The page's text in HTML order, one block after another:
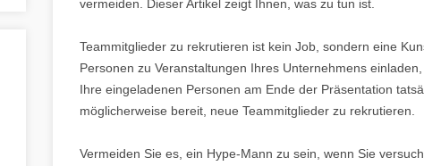
vermeiden. Dieser Artikel zeigt Ihnen, was zu tun ist.
Teammitglieder zu rekrutieren ist kein Job, sondern eine
Personen zu Veranstaltungen Ihres Unternehmens
Ihre eingeladenen Personen am Ende der Präsentation
möglicherweise bereit, neue Teammitglieder zu rekrutieren.
Vermeiden Sie es, ein Hype-Mann zu sein, wenn Sie